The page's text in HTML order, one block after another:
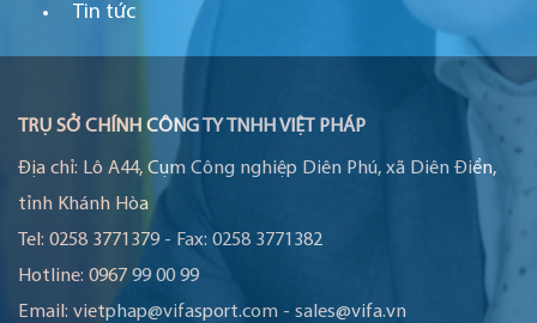
Tin tức
TRỤ SỞ CHÍNH CÔNG TY TNHH VIỆT PHÁP
Địa chỉ: Lô A44, Cụm Công nghiệp Diên Phú, xã Diên Điền,
tỉnh Khánh Hòa
Tel: 0258 3771379 - Fax: 0258 3771382
Hotline: 0967 99 00 99
Email: vietphap@vifasport.com - sales@vifa.vn